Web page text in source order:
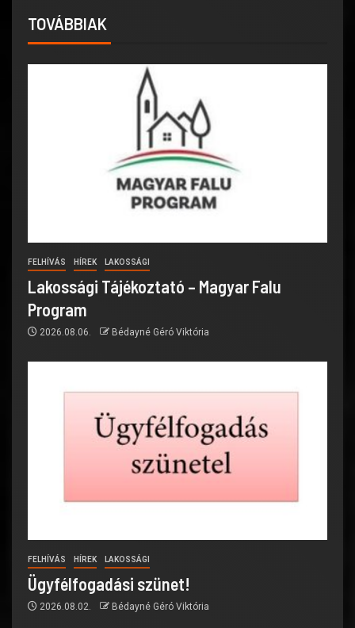
TOVÁBBIAK
FELHÍVÁS HÍREK LAKOSSÁGI
Lakossági Tájékoztató – Magyar Falu
Program
2026.08.06. Bédayné Géró Viktória
FELHÍVÁS HÍREK LAKOSSÁGI
Ügyfélfogadási szünet!
2026.08.02. Bédayné Géró Viktória